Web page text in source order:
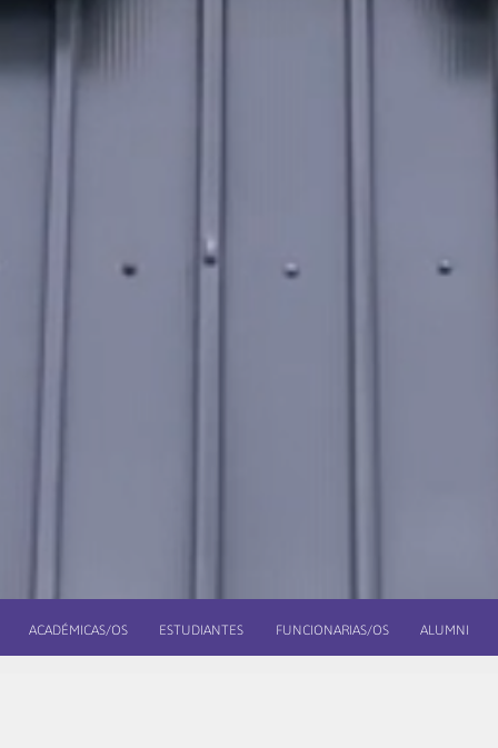
ACADÉMICAS/OS ESTUDIANTES FUNCIONARIAS/OS ALUMNI